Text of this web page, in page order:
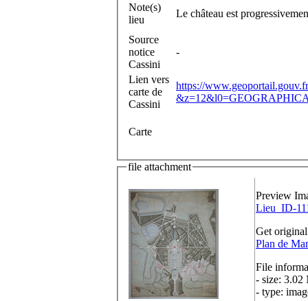
Note(s)
lieu
Le château est
Source
notice
Cassini
-
Lien vers
carte de
Cassini
https://
Carte
file attachment
Preview
Lieu_ID-
Get
Plan de
File
- size: 3.02
- type: